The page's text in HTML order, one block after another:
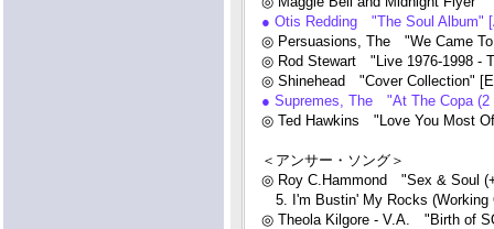
● Otis Redding "The Soul Album"
◎ Persuasions, The "We Came
◎ Rod Stewart "Live 1976-1998 -
◎ Shinehead "Cover Collection"
● Supremes, The "At The Copa
◎ Ted Hawkins "Love You Most
＜アンサー・ソング＞
◎ Roy C.Hammond "Sex & Soul
5. I'm Bustin' My Rocks (Working
◎ Theola Kilgore - V.A. "Birth of